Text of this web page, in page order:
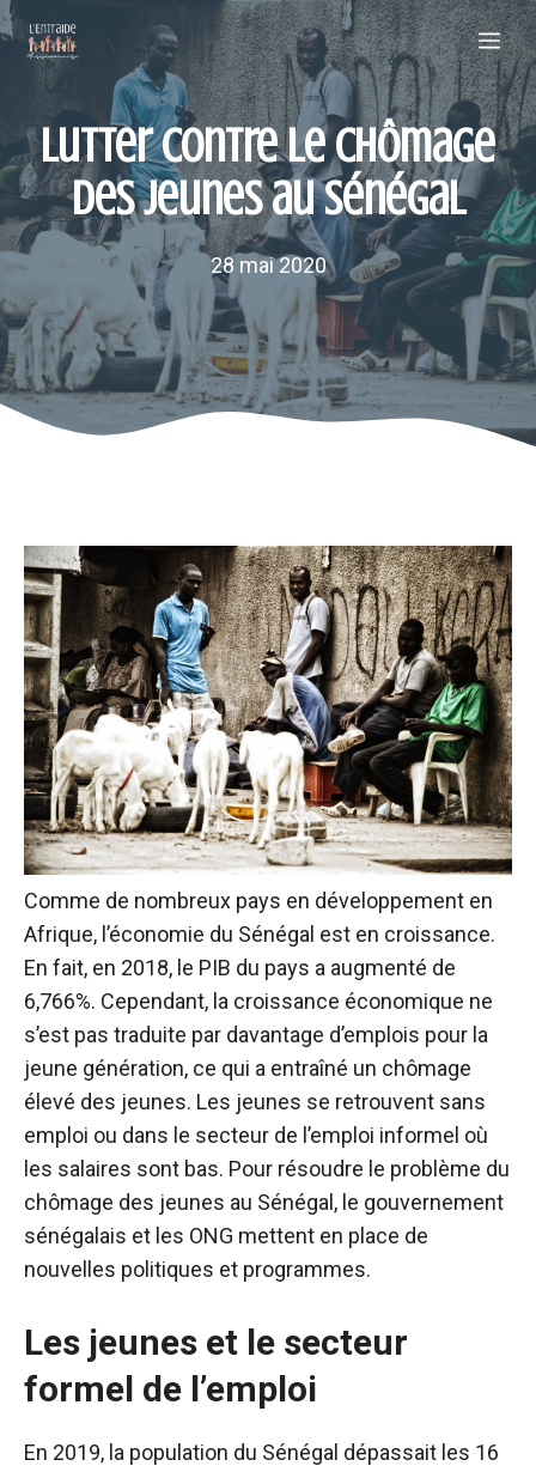
Aller
contenu
Lutter contre le chômage
des jeunes au Sénégal
28 mai 2020
Comme de nombreux pays en développement en
Afrique, l’économie du Sénégal est en croissance.
En fait, en 2018, le PIB du pays a augmenté de
6,766%. Cependant, la croissance économique ne
s’est pas traduite par davantage d’emplois pour la
jeune génération, ce qui a entraîné un chômage
élevé des jeunes. Les jeunes se retrouvent sans
emploi ou dans le secteur de l’emploi informel où
les salaires sont bas. Pour résoudre le problème du
chômage des jeunes au Sénégal, le gouvernement
sénégalais et les ONG mettent en place de
nouvelles politiques et programmes.
Les jeunes et le secteur
formel de l’emploi
En 2019, la population du Sénégal dépassait les 16